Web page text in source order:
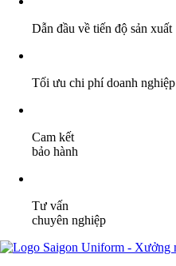
Dẫn đầu về tiến độ sản xuất
Tối ưu chi phí doanh nghiệp
Cam kết
bảo hành
Tư vấn
chuyên nghiệp